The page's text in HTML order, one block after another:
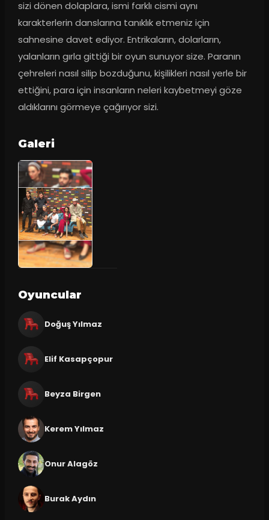
sizi dönen dolaplara, ismi farklı cismi aynı
karakterlerin danslarına tanıklık etmeniz için
sahnesine davet ediyor. Entrikaların, dolarların,
yalanların gırla gittiği bir oyun sunuyor size. Paranın
çehreleri nasıl silip bozduğunu, kişilikleri nasıl yerle bir
ettiğini, para için insanların neleri kaybetmeyi göze
aldıklarını görmeye çağırıyor sizi.
Galeri
Oyuncular
Doğuş Yılmaz
Elif Kasapçopur
Beyza Birgen
Kerem Yılmaz
Onur Alagöz
Burak Aydın